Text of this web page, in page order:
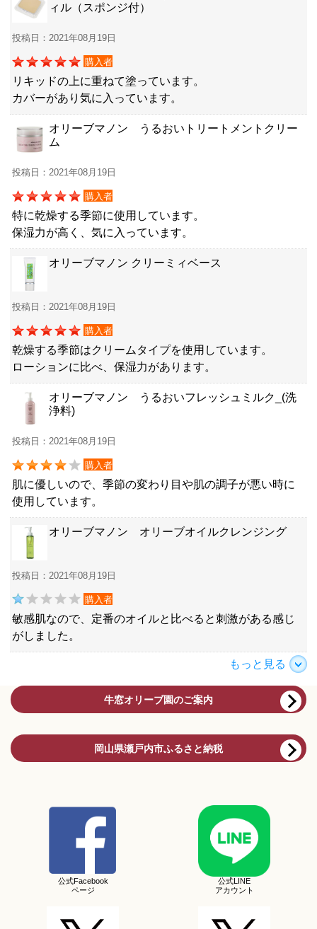
ィル（スポンジ付）
投稿日：2021年08月19日
購入者
リキッドの上に重ねて塗っています。
カバーがあり気に入っています。
オリーブマノン うるおいトリートメントクリー
ム
投稿日：2021年08月19日
購入者
特に乾燥する季節に使用しています。
保湿力が高く、気に入っています。
オリーブマノン クリーミィベース
投稿日：2021年08月19日
購入者
乾燥する季節はクリームタイプを使用しています。
ローションに比べ、保湿力があります。
オリーブマノン うるおいフレッシュミルク_(洗
浄料)
投稿日：2021年08月19日
購入者
肌に優しいので、季節の変わり目や肌の調子が悪い時に
使用しています。
オリーブマノン オリーブオイルクレンジング
投稿日：2021年08月19日
購入者
敏感肌なので、定番のオイルと比べると刺激がある感じ
がしました。
もっと見る
牛窓オリーブ園のご案内
岡山県瀬戸内市ふるさと納税
公式Facebook
ページ
公式LINE
アカウント